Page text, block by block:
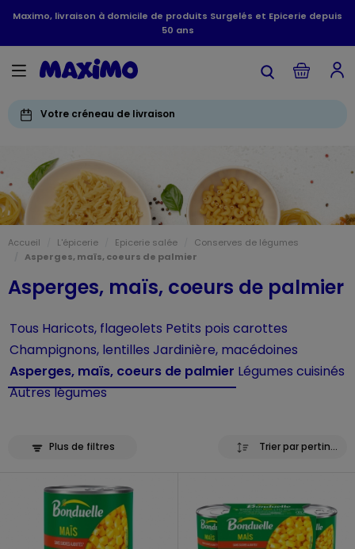
Maximo, livraison à domicile de produits Surgelés et Epicerie depuis
50 ans
Votre créneau de livraison
Accueil L'épicerie Epicerie salée
Conserves de légumes
Asperges, maïs, coeurs de palmier
Asperges, maïs, coeurs de palmier
Tous Haricots, flageolets Petits pois carottes
Champignons, lentilles Jardinière, macédoines
Asperges, maïs, coeurs de palmier Légumes cuisinés
Autres légumes
Plus de filtres Trier par pertinence